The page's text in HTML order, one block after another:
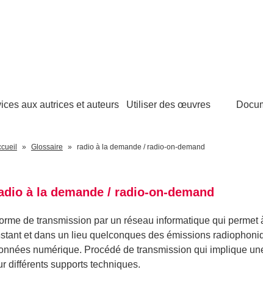
aux autrices et auteurs Utiliser des œuvres
Glossaire radio à la demande / radio-on-demand
à la demande / radio-on-demand
de transmission par un réseau informatique qui permet
et dans un lieu quelconques des émissions
numérique. Procédé de transmission qui implique
différents supports techniques.